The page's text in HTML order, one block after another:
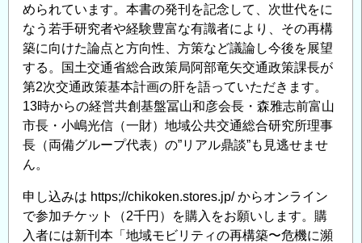
（第
2
回）
を
開
催
し
ま
す。
の
められています。本書の発刊を記念して、次世代をに
なう若手研究者や経験豊富な有識者により、その再構
築に向けた論点と方向性、方策など議論し今後を展望
する。国土交通省総合政策局阿部竜矢交通政策課長が
第2次交通政策基本計画の肝を語っていただきます。
13時からの経営共創基盤冨山和彦会長・森雅志前富山
市長・小嶋光信（一財）地域公共交通総合研究所理事
長（両備グループ代表）の”リアル鼎談”も見逃せませ
ん。
申し込みは https;//chikoken.stores.jp/ からオンライン
で参加チケット（2千円）を購入をお願いします。購
入者には新刊本「地域モビリティの再構築〜危機に瀕